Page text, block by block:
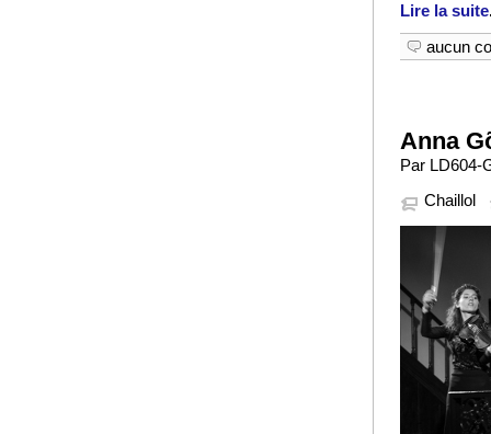
Lire la suite
aucun
Anna
Par LD604-
Chaillol